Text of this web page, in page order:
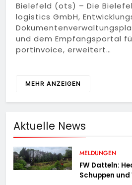
Bielefeld (ots) – Die
logistics GmbH,
und dem Empfangsportal
portinvoice, erweitert…
MEHR ANZEIGEN
Aktuelle News
MELDUNGEN
FW Datteln:
Schuppen